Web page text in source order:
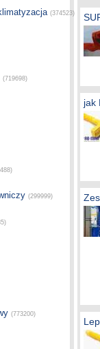
(374523)
(719698)
(299999)
(773200)
jak